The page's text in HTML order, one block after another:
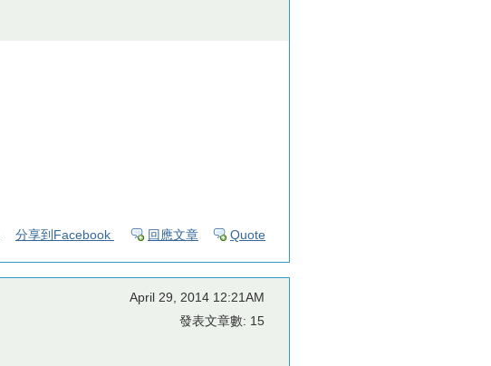
分享到Facebook 回應文章 Quote
April 29, 2014 12:21AM
發表文章數: 15